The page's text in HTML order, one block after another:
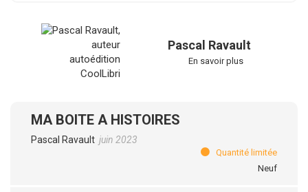
Pascal Ravault
En savoir plus
MA BOITE A HISTOIRES
Pascal Ravault juin 2023
Quantité limitée
Neuf